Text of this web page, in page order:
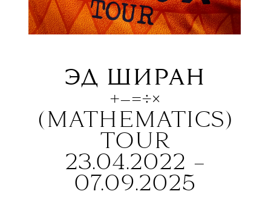
ЭД ШИРАН
+–=÷×
(MATHEMATICS)
TOUR
23.04.2022 –
07.09.2025